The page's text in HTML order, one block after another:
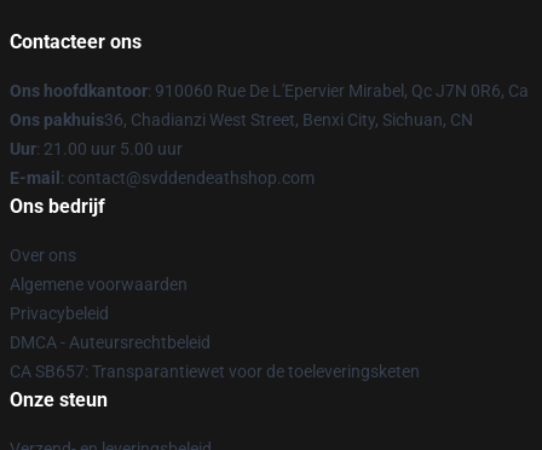
Contacteer ons
Ons hoofdkantoor: 910060 Rue De L'Epervier Mirabel, Qc J7N 0R6, Ca
Ons pakhuis36, Chadianzi West Street, Benxi City, Sichuan, CN
Uur: 21.00 uur 5.00 uur
E-mail : contact@svddendeathshop.com
Ons bedrijf
Over ons
Algemene voorwaarden
Privacybeleid
DMCA - Auteursrechtbeleid
CA SB657: Transparantiewet voor de toeleveringsketen
Onze steun